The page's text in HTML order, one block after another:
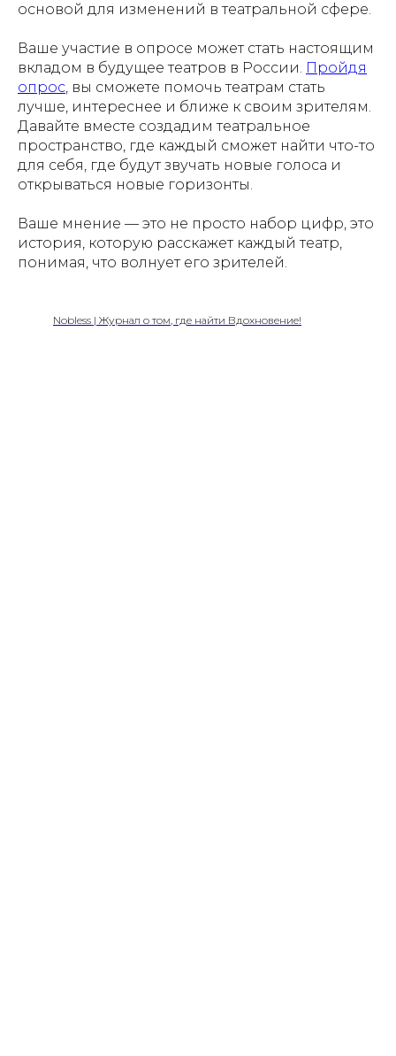
основой для изменений в театральной сфере.
Ваше участие в опросе может стать настоящим
вкладом в будущее театров в России. Пройдя
опрос, вы сможете помочь театрам стать
лучше, интереснее и ближе к своим зрителям.
Давайте вместе создадим театральное
пространство, где каждый сможет найти что-то
для себя, где будут звучать новые голоса и
открываться новые горизонты.
Ваше мнение — это не просто набор цифр, это
история, которую расскажет каждый театр,
понимая, что волнует его зрителей.
Nobless | Журнал о том, где найти Вдохновение!